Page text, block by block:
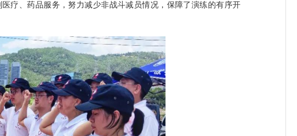
疗、药品服务，努力减少非战斗减员情况，保障了演练的有序开